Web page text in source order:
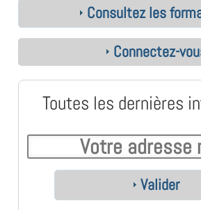
Consultez les
Connectez-
Toutes les dernières
Valider